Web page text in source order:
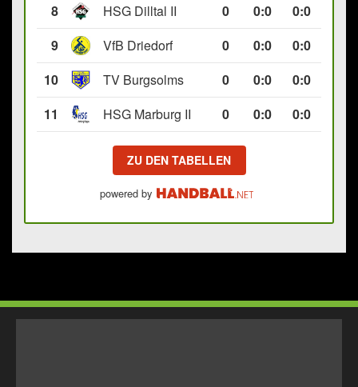
8
HSG Dilltal II 0 0:0
0:0
9
VfB Driedorf 0 0:0
0:0
10
TV Burgsolms 0 0:0
0:0
11
HSG Marburg II 0 0:0 0:0
ZU DEN TABELLEN
powered by